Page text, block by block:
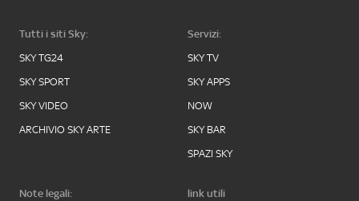
Tutti i siti Sky:
SKY TG24
SKY SPORT
SKY VIDEO
ARCHIVIO SKY ARTE
Servizi:
SKY TV
SKY APPS
NOW
SKY BAR
SPAZI SKY
Note legali:
link utili